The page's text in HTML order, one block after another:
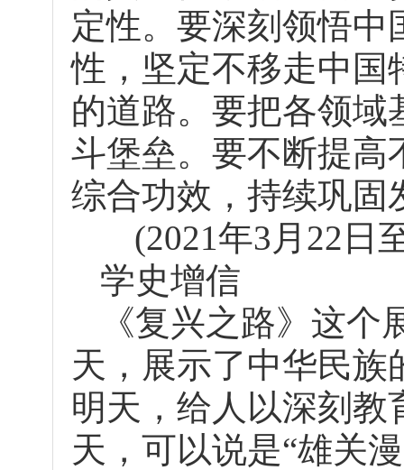
定性。要深刻领悟
性，坚定不移走中国
的道路。要把各领域
斗堡垒。要不断提高
综合功效，持续巩固
(2021年3月22日
学史增信
《复兴之路》这
天，展示了中华民
明天，给人以深刻教
天，可以说是“雄关